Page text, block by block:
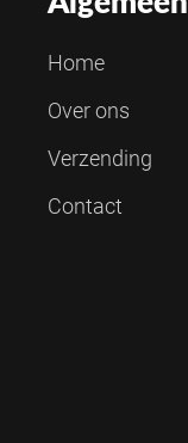
Home
Over ons
Verzending
Contact